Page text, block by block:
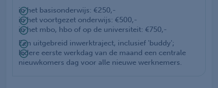
in het basisonderwijs: €250,-
in het voortgezet onderwijs: €500,-
in het mbo, hbo of op de universiteit: €750,-
Een uitgebreid inwerktraject, inclusief 'buddy';
Iedere eerste werkdag van de maand een centrale
nieuwkomers dag voor alle nieuwe werknemers.